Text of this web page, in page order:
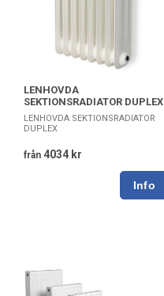
LENHOVDA
SEKTIONSRADIATOR DUPLEX
LENHOVDA SEKTIONSRADIATOR
DUPLEX
från 4034 kr